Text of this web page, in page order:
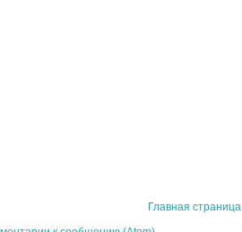
Главная страница